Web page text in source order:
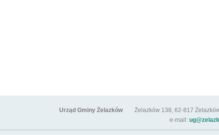
Urząd Gminy ŻelazkówŻelazków 138, 62-817 Żelazków
e-mail: